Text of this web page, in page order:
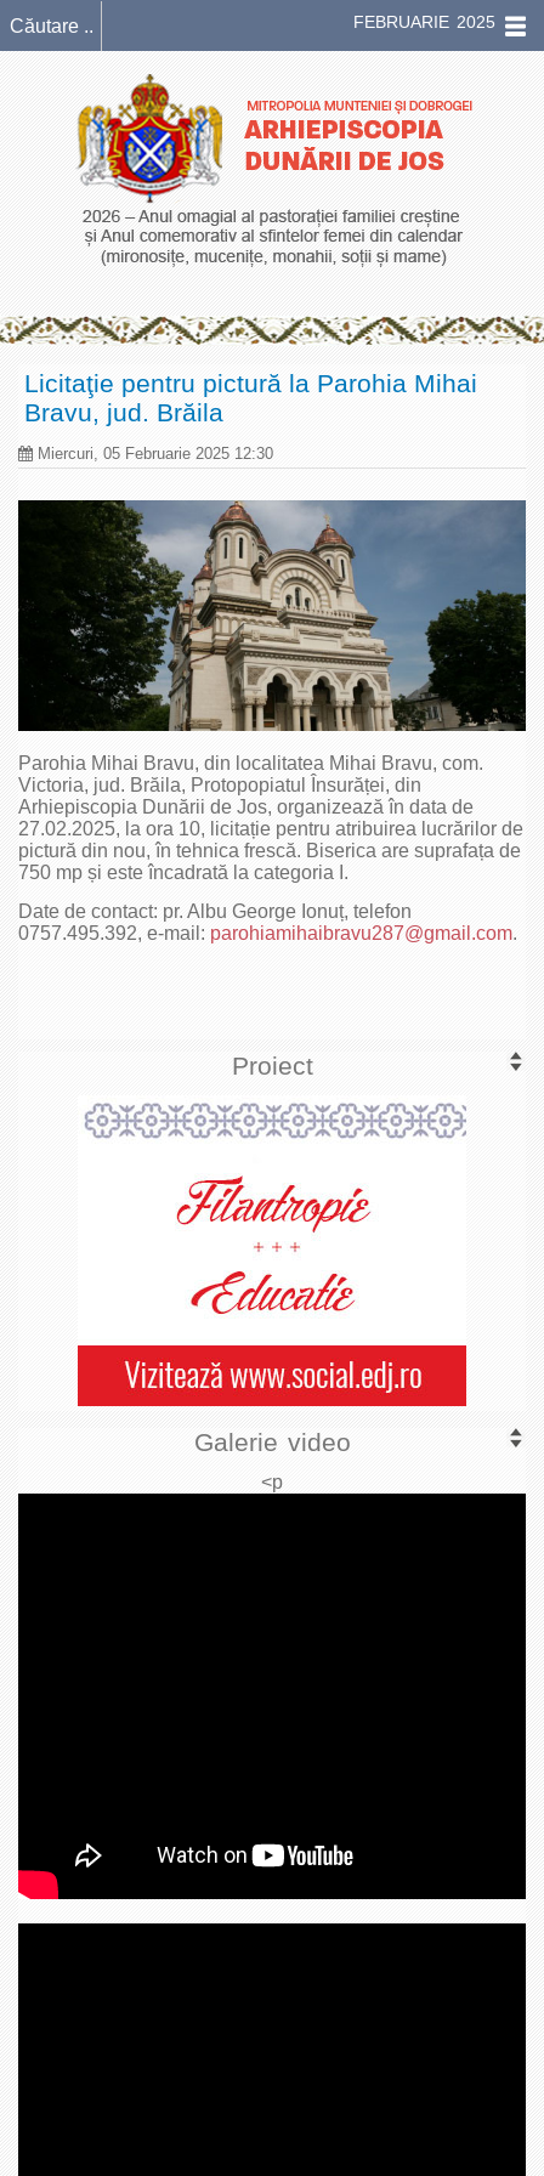
FEBRUARIE 2025
Licitaţie pentru pictură la Parohia Mihai
Bravu, jud. Brăila
Miercuri, 05 Februarie 2025 12:30
Parohia Mihai Bravu, din localitatea Mihai Bravu, com.
Victoria, jud. Brăila, Protopopiatul Însurăței, din
Arhiepiscopia Dunării de Jos, organizează în data de
27.02.2025, la ora 10, licitație pentru atribuirea lucrărilor de
pictură din nou, în tehnica frescă. Biserica are suprafața de
750 mp și este încadrată la categoria I.
Date de contact: pr. Albu George Ionuț, telefon
0757.495.392, e-mail: parohiamihaibravu287@gmail.com.
Proiect
Galerie video
<p